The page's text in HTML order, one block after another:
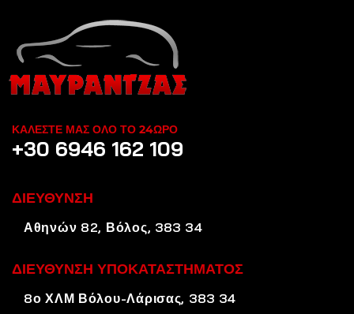
ΚΑΛΕΣΤΕ ΜΑΣ ΟΛΟ ΤΟ 24ΩΡΟ
+30 6946 162 109
ΔΙΕΥΘΥΝΣΗ
Αθηνών 82, Βόλος, 383 34
ΔΙΕΥΘΥΝΣΗ ΥΠΟΚΑΤΑΣΤΗΜΑΤΟΣ
8ο ΧΛΜ Βόλου-Λάρισας, 383 34